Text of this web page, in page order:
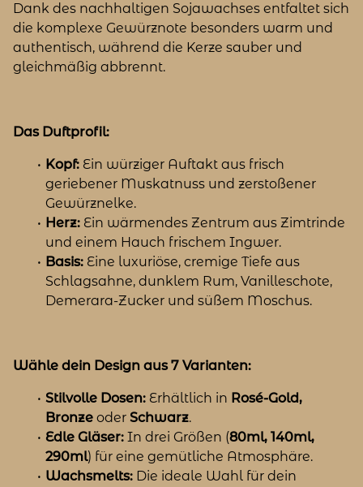
Dank des nachhaltigen Sojawachses entfaltet sich
die komplexe Gewürznote besonders warm und
authentisch, während die Kerze sauber und
gleichmäßig abbrennt.
Das Duftprofil:
Kopf: Ein würziger Auftakt aus frisch
geriebener Muskatnuss und zerstoßener
Gewürznelke.
Herz: Ein wärmendes Zentrum aus Zimtrinde
und einem Hauch frischem Ingwer.
Basis: Eine luxuriöse, cremige Tiefe aus
Schlagsahne, dunklem Rum, Vanilleschote,
Demerara-Zucker und süßem Moschus.
Wähle dein Design aus 7 Varianten:
Stilvolle Dosen: Erhältlich in Rosé-Gold,
Bronze oder Schwarz.
Edle Gläser: In drei Größen (80ml, 140ml,
290ml) für eine gemütliche Atmosphäre.
Wachsmelts: Die ideale Wahl für dein